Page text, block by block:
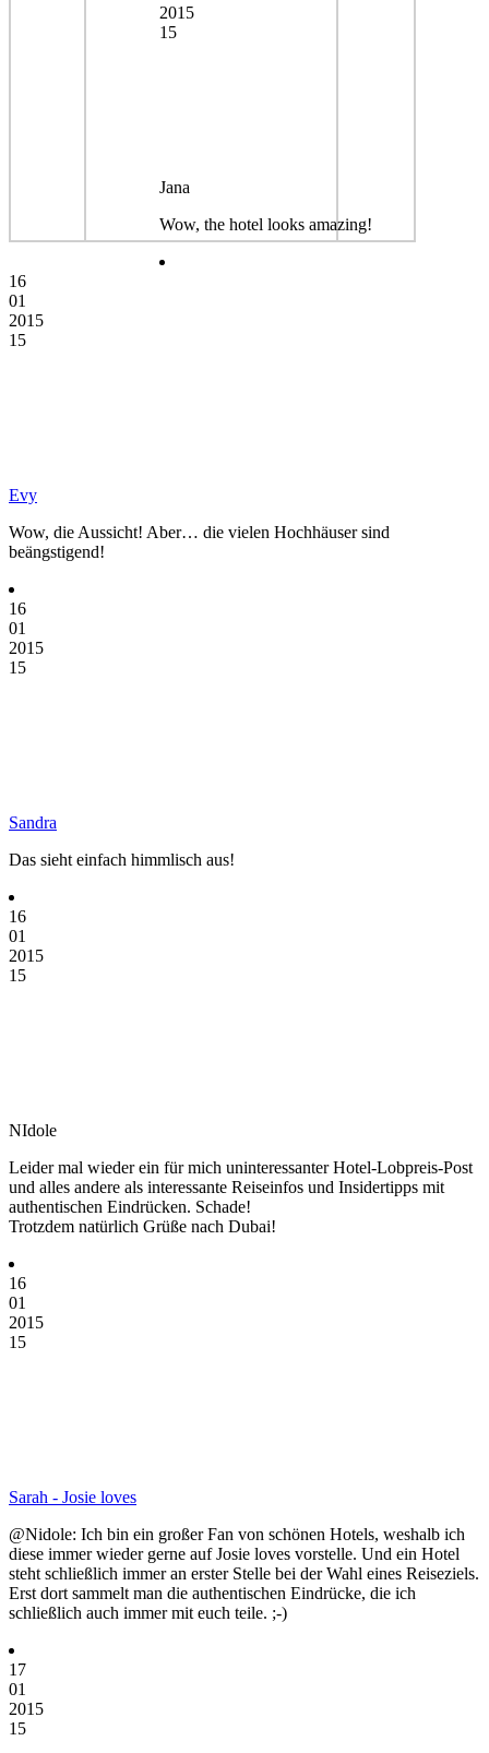
2015
15
Jana
Wow, the hotel looks amazing!
16
01
2015
15
Evy
Wow, die Aussicht! Aber… die vielen Hochhäuser sind
beängstigend!
16
01
2015
15
Sandra
Das sieht einfach himmlisch aus!
16
01
2015
15
NIdole
Leider mal wieder ein für mich uninteressanter Hotel-Lobpreis-Post
und alles andere als interessante Reiseinfos und Insidertipps mit
authentischen Eindrücken. Schade!
Trotzdem natürlich Grüße nach Dubai!
16
01
2015
15
Sarah - Josie loves
@Nidole: Ich bin ein großer Fan von schönen Hotels, weshalb ich
diese immer wieder gerne auf Josie loves vorstelle. Und ein Hotel
steht schließlich immer an erster Stelle bei der Wahl eines Reiseziels.
Erst dort sammelt man die authentischen Eindrücke, die ich
schließlich auch immer mit euch teile. ;-)
17
01
2015
15